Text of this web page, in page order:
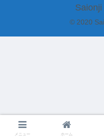
© 2020
メニュー ホーム